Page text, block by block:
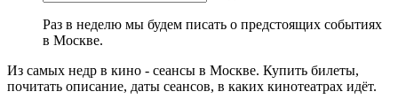
Раз в неделю мы будем писать о предстоящих событиях
в Москве.
Из самых недр в кино - сеансы в Москве. Купить билеты,
почитать описание, даты сеансов, в каких кинотеатрах идёт.